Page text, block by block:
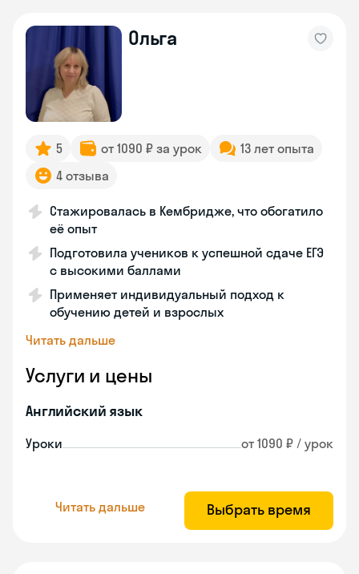
Ольга
5 от 1090 ₽ за урок
13 лет опыта
4 отзыва
Стажировалась в Кембридже, что обогатило
её опыт
Подготовила учеников к успешной сдаче ЕГЭ
с высокими баллами
Применяет индивидуальный подход к
обучению детей и взрослых
Читать дальше
Услуги и цены
Английский язык
Уроки от 1090 ₽ / урок
Читать дальше Выбрать время